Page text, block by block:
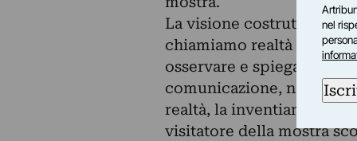
La visione costruttivista
chiamiamo realtà è
osservare e spiegare il
comunicazione, nel mio
realtà, la inventiamo. Da
visitatore della mostra
nel